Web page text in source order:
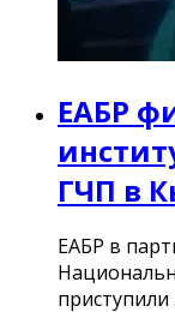
ЕАБР
ГЧП в
ЕАБР в